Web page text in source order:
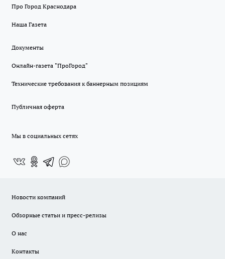
Про Город Краснодара
Наша Газета
Документы
Онлайн-газета "ПроГород"
Технические требования к баннерным позициям
Публичная оферта
Мы в социальных сетях
Новости компаний
Обзорные статьи и пресс-релизы
О нас
Контакты